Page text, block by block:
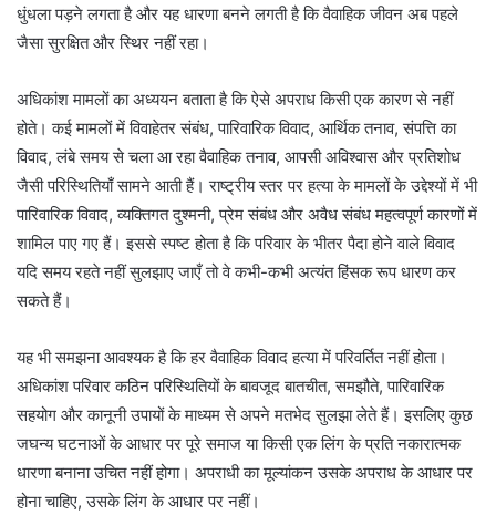
धुंधला पड़ने लगता है और यह धारणा बनने लगती है कि वैवाहिक जीवन अब पहले
जैसा सुरक्षित और स्थिर नहीं रहा।
अधिकांश मामलों का अध्ययन बताता है कि ऐसे अपराध किसी एक कारण से नहीं
होते। कई मामलों में विवाहेतर संबंध, पारिवारिक विवाद, आर्थिक तनाव, संपत्ति का
विवाद, लंबे समय से चला आ रहा वैवाहिक तनाव, आपसी अविश्वास और प्रतिशोध
जैसी परिस्थितियाँ सामने आती हैं। राष्ट्रीय स्तर पर हत्या के मामलों के उद्देश्यों में भी
पारिवारिक विवाद, व्यक्तिगत दुश्मनी, प्रेम संबंध और अवैध संबंध महत्वपूर्ण कारणों में
शामिल पाए गए हैं। इससे स्पष्ट होता है कि परिवार के भीतर पैदा होने वाले विवाद
यदि समय रहते नहीं सुलझाए जाएँ तो वे कभी-कभी अत्यंत हिंसक रूप धारण कर
सकते हैं।
यह भी समझना आवश्यक है कि हर वैवाहिक विवाद हत्या में परिवर्तित नहीं होता।
अधिकांश परिवार कठिन परिस्थितियों के बावजूद बातचीत, समझौते, पारिवारिक
सहयोग और कानूनी उपायों के माध्यम से अपने मतभेद सुलझा लेते हैं। इसलिए कुछ
जघन्य घटनाओं के आधार पर पूरे समाज या किसी एक लिंग के प्रति नकारात्मक
धारणा बनाना उचित नहीं होगा। अपराधी का मूल्यांकन उसके अपराध के आधार पर
होना चाहिए, उसके लिंग के आधार पर नहीं।